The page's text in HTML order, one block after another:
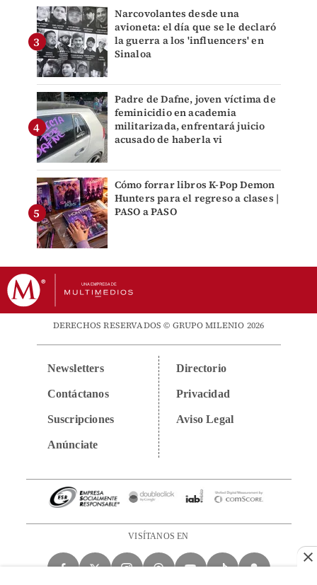
Narcovolantes desde una
avioneta: el día que se le declaró
la guerra a los 'influencers' en
Sinaloa
Padre de Dafne, joven víctima de
feminicidio en academia
militarizada, enfrentará juicio
acusado de haberla vi
Cómo forrar libros K-Pop Demon
Hunters para el regreso a clases |
PASO a PASO
DERECHOS RESERVADOS © GRUPO MILENIO 2026
Newsletters
Contáctanos
Suscripciones
Anúnciate
Directorio
Privacidad
Aviso Legal
VISÍTANOS EN